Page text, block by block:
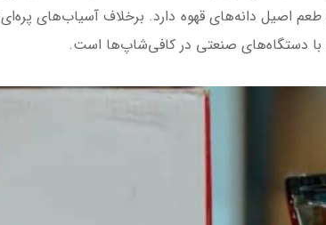
اصیل دانه‌های قهوه دارد. برخلاف آسیاب‌های پره‌ای
با دستگاه‌های صنعتی در کافی‌شاپ‌ها است.